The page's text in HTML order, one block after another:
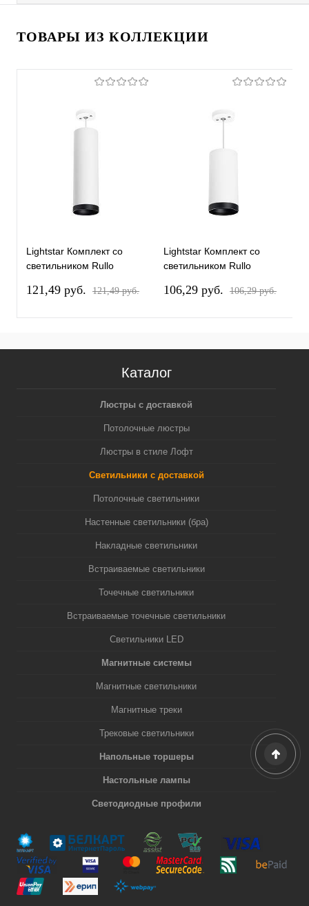
ТОВАРЫ ИЗ КОЛЛЕКЦИИ
Lightstar Комплект со
светильником Rullo
121,49 pуб. 121,49 pуб.
Lightstar Комплект со
светильником Rullo
106,29 pуб. 106,29 pуб.
Каталог
Люстры с доставкой
Потолочные люстры
Люстры в стиле Лофт
Светильники с доставкой
Потолочные светильники
Настенные светильники (бра)
Накладные светильники
Встраиваемые светильники
Точечные светильники
Встраиваемые точечные светильники
Светильники LED
Магнитные системы
Магнитные светильники
Магнитные треки
Трековые светильники
Напольные торшеры
Настольные лампы
Светодиодные профили